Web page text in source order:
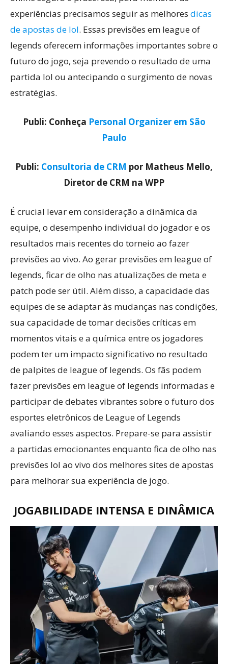
experiências precisamos seguir as melhores dicas
de apostas de lol. Essas previsões em league of
legends oferecem informações importantes sobre o
futuro do jogo, seja prevendo o resultado de uma
partida lol ou antecipando o surgimento de novas
estratégias.
Publi: Conheça Personal Organizer em São
Paulo
Publi: Consultoria de CRM por Matheus Mello,
Diretor de CRM na WPP
É crucial levar em consideração a dinâmica da
equipe, o desempenho individual do jogador e os
resultados mais recentes do torneio ao fazer
previsões ao vivo. Ao gerar previsões em league of
legends, ficar de olho nas atualizações de meta e
patch pode ser útil. Além disso, a capacidade das
equipes de se adaptar às mudanças nas condições,
sua capacidade de tomar decisões críticas em
momentos vitais e a química entre os jogadores
podem ter um impacto significativo no resultado
de palpites de league of legends. Os fãs podem
fazer previsões em league of legends informadas e
participar de debates vibrantes sobre o futuro dos
esportes eletrônicos de League of Legends
avaliando esses aspectos. Prepare-se para assistir
a partidas emocionantes enquanto fica de olho nas
previsões lol ao vivo dos melhores sites de apostas
para melhorar sua experiência de jogo.
JOGABILIDADE INTENSA E DINÂMICA